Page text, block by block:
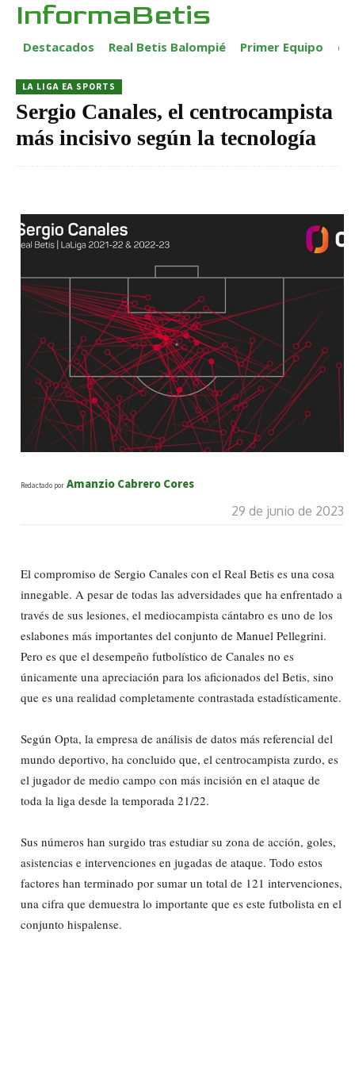
InformaBetis
Destacados Real Betis Balompié Primer Equipo
LA LIGA EA SPORTS
Sergio Canales, el centrocampista
más incisivo según la tecnología
Redactado por Amanzio Cabrero Cores
29 de junio de 2023
El compromiso de Sergio Canales con el Real Betis es una cosa
innegable. A pesar de todas las adversidades que ha enfrentado a
través de sus lesiones, el mediocampista cántabro es uno de los
eslabones más importantes del conjunto de Manuel Pellegrini.
Pero es que el desempeño futbolístico de Canales no es
únicamente una apreciación para los aficionados del Betis, sino
que es una realidad completamente contrastada estadísticamente.
Según Opta, la empresa de análisis de datos más referencial del
mundo deportivo, ha concluido que, el centrocampista zurdo, es
el jugador de medio campo con más incisión en el ataque de
toda la liga desde la temporada 21/22.
Sus números han surgido tras estudiar su zona de acción, goles,
asistencias e intervenciones en jugadas de ataque. Todo estos
factores han terminado por sumar un total de 121 intervenciones,
una cifra que demuestra lo importante que es este futbolista en el
conjunto hispalense.